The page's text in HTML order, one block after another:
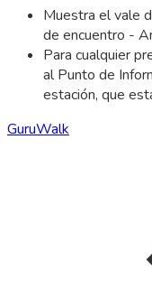
Muestra el vale
de encuentro -
Para cualquier
al Punto de
estación, que
GuruWalk